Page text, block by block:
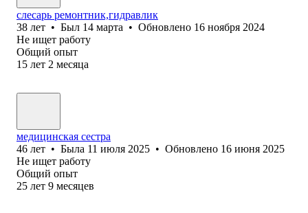
слесарь ремонтник,гидравлик
38 лет • Был 14 марта • Обновлено 16 ноября 2024
Не ищет работу
Общий опыт
15 лет 2 месяца
медицинская сестра
46 лет • Была 11 июля 2025 • Обновлено 16 июня 2025
Не ищет работу
Общий опыт
25 лет 9 месяцев